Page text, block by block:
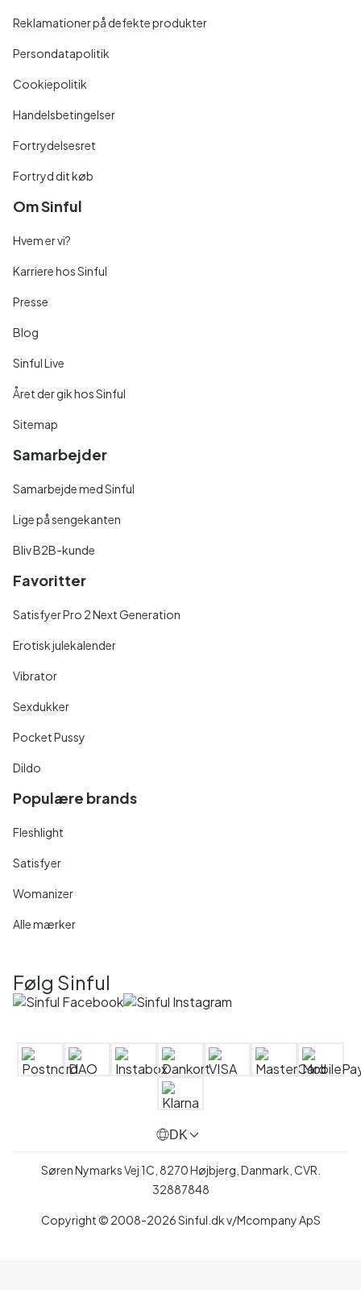
Reklamationer på defekte produkter
Persondatapolitik
Cookiepolitik
Handelsbetingelser
Fortrydelsesret
Fortryd dit køb
Om Sinful
Hvem er vi?
Karriere hos Sinful
Presse
Blog
Sinful Live
Året der gik hos Sinful
Sitemap
Samarbejder
Samarbejde med Sinful
Lige på sengekanten
Bliv B2B-kunde
Favoritter
Satisfyer Pro 2 Next Generation
Erotisk julekalender
Vibrator
Sexdukker
Pocket Pussy
Dildo
Populære brands
Fleshlight
Satisfyer
Womanizer
Alle mærker
Følg Sinful
DK
Søren Nymarks Vej 1C, 8270 Højbjerg, Danmark, CVR.
32887848
Copyright © 2008-2026 Sinful.dk v/Mcompany ApS